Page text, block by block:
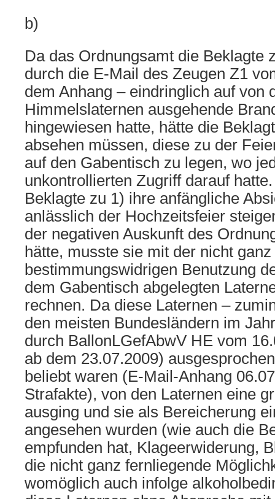
b)
Da das Ordnungsamt die Beklagte
durch die E-Mail des Zeugen Z1
dem Anhang – eindringlich auf von
Himmelslaternen ausgehende
hingewiesen hatte, hätte die
absehen müssen, diese zu der
auf den Gabentisch zu legen, wo
unkontrollierten Zugriff darauf
Beklagte zu 1) ihre anfängliche
anlässlich der Hochzeitsfeier
der negativen Auskunft des
hätte, musste sie mit der nicht
bestimmungswidrigen Benutzung
dem Gabentisch abgelegten
rechnen. Da diese Laternen –
den meisten Bundesländern im
durch BallonLGefAbwV HE vom
ab dem 23.07.2009)
beliebt waren (E-Mail-Anhang
Strafakte), von den Laternen eine
ausging und sie als Bereicherung
angesehen wurden (wie auch die
empfunden hat, Klageerwiderung,
die nicht ganz fernliegende
womöglich auch infolge